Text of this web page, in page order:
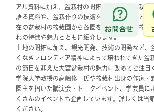
お問合せ
アル資料に加え、盆栽村の開拓に尽力した盆栽園
語る資料や、盆栽作りの技術を伝える資料などを
在の盆栽村の盆栽園から各園を代表する名品盆栽
れの特徴や魅力とともに紹介します。
土地の開拓に加え、観光開発、技術の開発など、
くなきフロンティア精神によって培われてきた盆
の節目を迎えた大宮盆栽村の魅力に改めてご注目
学院大学教授の高嶋修一氏や盆栽村出身の作家・
園主を招いた講演会・トークイベント、学芸員に
くさんのイベントも企画しています。詳しくは当
ください。